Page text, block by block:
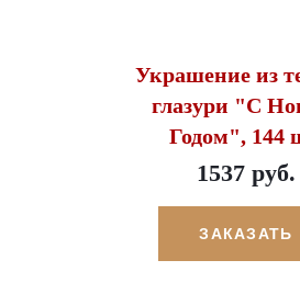
Украшение из
глазури "С
Годом", 144
1537 руб.
ЗАКАЗАТЬ